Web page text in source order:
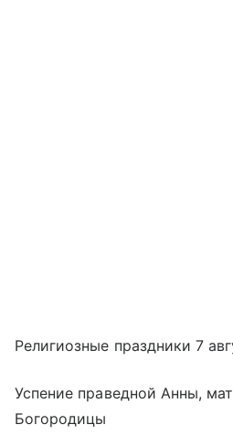
Религиозные праздники 7
Успение праведной Анны,
Богородицы